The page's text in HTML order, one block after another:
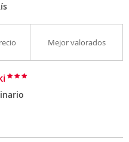
Mejor valorados